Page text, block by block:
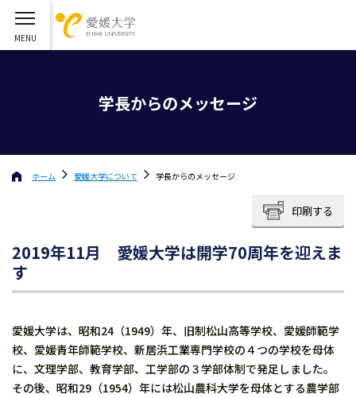
学長からのメッセージ
ホーム 愛媛大学について 学長からのメッセージ
印刷する
2019年11月 愛媛大学は開学70周年を迎えま
す
愛媛大学は、昭和24（1949）年、旧制松山高等学校、愛媛師範学
校、愛媛青年師範学校、新居浜工業専門学校の４つの学校を母体
に、文理学部、教育学部、工学部の３学部体制で発足しました。
その後、昭和29（1954）年には松山農科大学を母体とする農学部